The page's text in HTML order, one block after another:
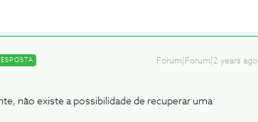
Forum|Forum|2 years ago
não existe a possibilidade de recuperar uma